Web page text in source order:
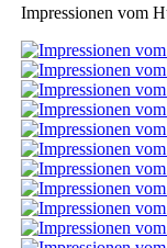
Impressionen vom